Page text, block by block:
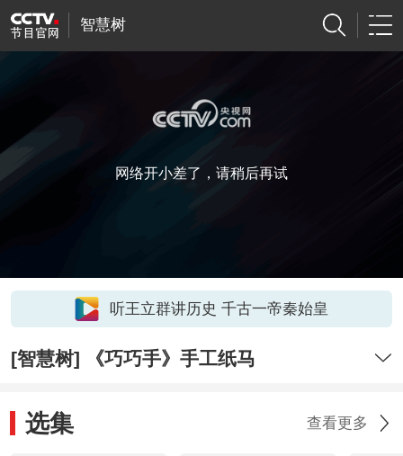
智慧树
网络开小差了，请稍后再试
听王立群讲历史 千古一帝秦始皇
[智慧树] 《巧巧手》手工纸马
选集 查看更多